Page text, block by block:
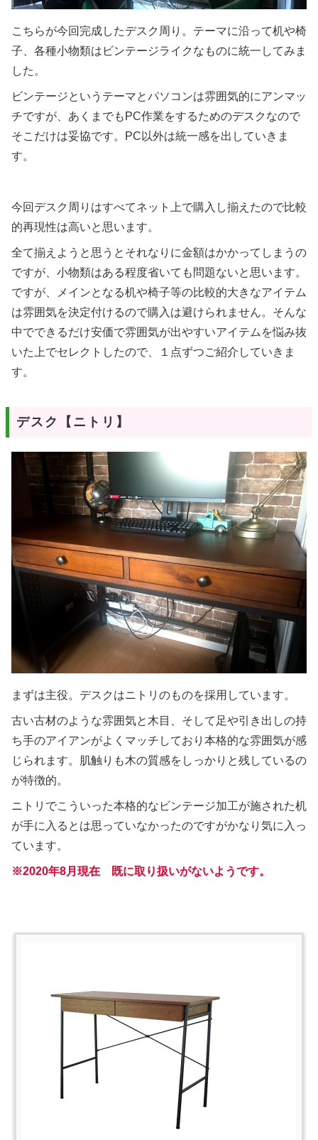
こちらが今回完成したデスク周り。テーマに沿って机や椅
子、各種小物類はビンテージライクなものに統一してみま
した。
ビンテージというテーマとパソコンは雰囲気的にアンマッ
チですが、あくまでもPC作業をするためのデスクなので
そこだけは妥協です。PC以外は統一感を出していきま
す。
今回デスク周りはすべてネット上で購入し揃えたので比較
的再現性は高いと思います。
全て揃えようと思うとそれなりに金額はかかってしまうの
ですが、小物類はある程度省いても問題ないと思います。
ですが、メインとなる机や椅子等の比較的大きなアイテム
は雰囲気を決定付けるので購入は避けられません。そんな
中でできるだけ安価で雰囲気が出やすいアイテムを悩み抜
いた上でセレクトしたので、１点ずつご紹介していきま
す。
デスク【ニトリ】
まずは主役。デスクはニトリのものを採用しています。
古い古材のような雰囲気と木目、そして足や引き出しの持
ち手のアイアンがよくマッチしており本格的な雰囲気が感
じられます。肌触りも木の質感をしっかりと残しているの
が特徴的。
ニトリでこういった本格的なビンテージ加工が施された机
が手に入るとは思っていなかったのですがかなり気に入っ
ています。
※2020年8月現在 既に取り扱いがないようです。